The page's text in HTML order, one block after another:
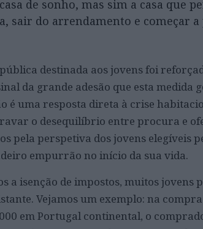
de sonho, mas sim a casa que
sair do arrendamento e começar
destinada aos jovens foi
da grande adesão que esta medida
é uma resposta direta à crise
o desequilíbrio entre procura e
pela perspetiva dos jovens elegíveis
empurrão no início da sua vida.
a isenção de impostos, muitos jovens
Vejamos um exemplo: na
em Portugal continental, o